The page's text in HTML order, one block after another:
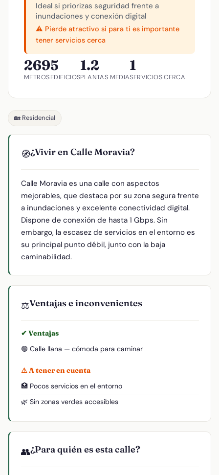
Ideal si priorizas seguridad frente a
inundaciones y conexión digital
⚠️ Pierde atractivo si para ti es importante
tener servicios cerca
269
METROS
5
EDIFICIOS
1.2
PLANTAS MEDIA
1
SERVICIOS CERCA
🏡 Residencial
🧭¿Vivir en Calle Moravia?
Calle Moravia es una calle con aspectos
mejorables, que destaca por su zona segura frente
a inundaciones y excelente conectividad digital.
Dispone de conexión de hasta 1 Gbps. Sin
embargo, la escasez de servicios en el entorno es
su principal punto débil, junto con la baja
caminabilidad.
⚖️Ventajas e inconvenientes
✔ Ventajas
🟢 Calle llana — cómoda para caminar
⚠ A tener en cuenta
🏥 Pocos servicios en el entorno
🌿 Sin zonas verdes accesibles
👥¿Para quién es esta calle?